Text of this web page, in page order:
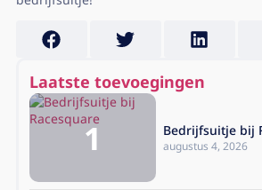
Laatste toevoegingen
Bedrijfsuitje bij
augustus 4, 2026